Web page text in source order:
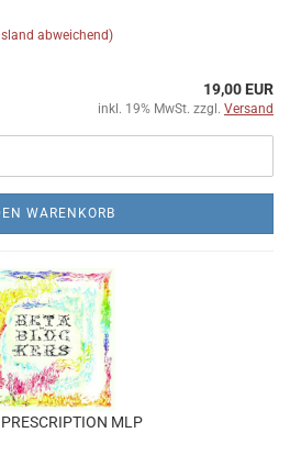
abweichend)
19,00 EUR
inkl. 19% MwSt. zzgl. Versand
WARENKORB
MLP